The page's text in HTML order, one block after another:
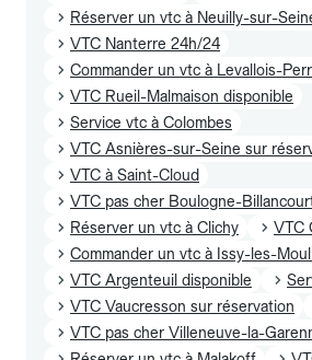
Réserver un vtc à Neuilly-sur-
VTC Nanterre 24h/24
Commander un vtc à Levallois-
VTC Rueil-Malmaison disponible
Service vtc à Colombes
VTC Asnières-sur-Seine sur
VTC à Saint-Cloud
VTC pas cher Boulogne-
Réserver un vtc à Clichy
VTC
Commander un vtc à Issy-les-
VTC Argenteuil disponible
VTC Vaucresson sur réservation
VTC pas cher Villeneuve-la-